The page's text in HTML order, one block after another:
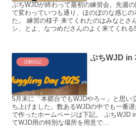
ぷちWJDが終わって最初の練習会。先週
て変わっていつも通り、ほのぼのな感じ
た。 練習の様子 来てくれたのはみなとさ
シ、とよ、なつめださんのよく来てくれる5
活動日記 ぷちWJD in
5月末に「本郷台でもWJDやろ～」と思い
ち上げました。数あるWJDの中でも一番
で作ったホームページは下記。 ぷちWJD
てWJD用の特別な場所を用意で...